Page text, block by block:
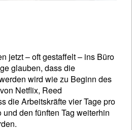
jetzt – oft gestaffelt – ins Büro
glauben, dass die
wird wie zu Beginn des
Netflix, Reed
die Arbeitskräfte vier Tage pro
den fünften Tag weiterhin